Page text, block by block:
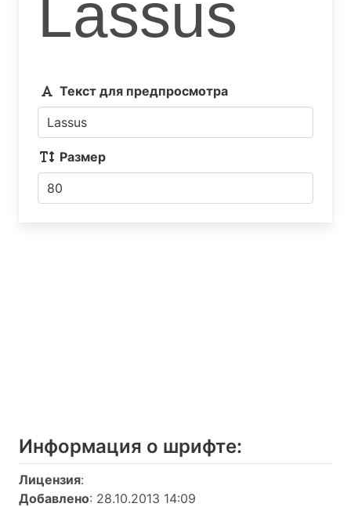
Lassus
Текст для предпросмотра
Размер
Информация о шрифтe:
Лицензия:
Добавлено: 28.10.2013 14:09